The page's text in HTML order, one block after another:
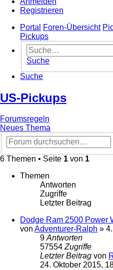
Registrieren
Portal
Foren-Übersicht
Pickups
Suche
Suche
US-Pickups
Forumsregeln
Neues Thema
6 Themen • Seite 1 von 1
Themen
Antworten
Zugriffe
Letzter Beitrag
Dodge Ram 2500 Power
von Adventurer-Ralph »
9 Antworten
57554 Zugriffe
Letzter Beitrag von
24. Oktober 2015,